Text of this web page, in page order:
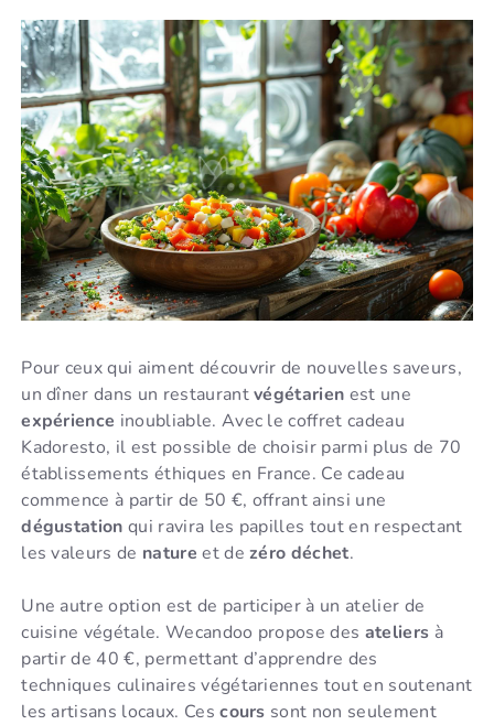
Pour ceux qui aiment découvrir de nouvelles saveurs,
un dîner dans un restaurantvégétarien est une
expérience inoubliable. Avec le coffret cadeau
Kadoresto, il est possible de choisir parmi plus de 70
établissements éthiques en France. Ce cadeau
commence à partir de 50 €, offrant ainsi une
dégustation qui ravira les papilles tout en respectant
les valeurs de nature et dezéro déchet.
Une autre option est de participer à un atelier de
cuisine végétale. Wecandoo propose des ateliers à
partir de 40 €, permettant d’apprendre des
techniques culinaires végétariennes tout en soutenant
les artisans locaux. Cescours sont non seulement